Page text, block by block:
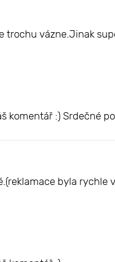
trochu vázne.Jinak
komentář :) Srdečné
byla rychle